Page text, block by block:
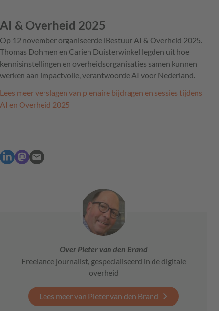
AI & Overheid 2025
Op 12 november organiseerde iBestuur AI & Overheid 2025.
Thomas Dohmen en Carien Duisterwinkel legden uit hoe
kennisinstellingen en overheidsorganisaties samen kunnen
werken aan impactvolle, verantwoorde AI voor Nederland.
Lees meer verslagen van plenaire bijdragen en sessies tijdens
AI en Overheid 2025
Over Pieter van den Brand
Freelance journalist, gespecialiseerd in de digitale
overheid
Lees meer van Pieter van den Brand